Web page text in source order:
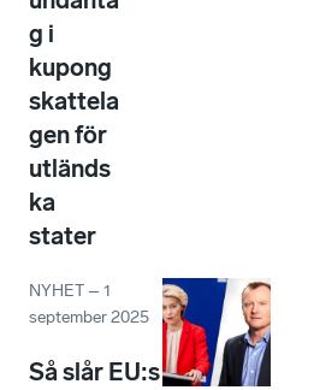
g i
kupong
skattela
gen för
utländs
ka
stater
NYHET –1
september 2025
Så slår EU:s